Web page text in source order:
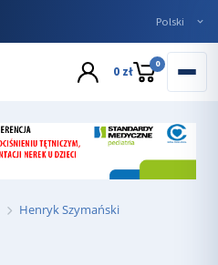
0 zł 0
Henryk Szymański